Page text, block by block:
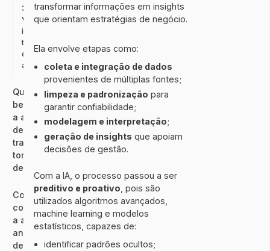
transformar informações em insights
que orientam estratégias de negócio.
Ela envolve etapas como:
coleta e integração de dados
provenientes de múltiplas fontes;
limpeza e padronização para
garantir confiabilidade;
modelagem e interpretação;
geração de insights que apoiam
decisões de gestão.
Com a IA, o processo passou a ser
preditivo e proativo , pois são
utilizados algoritmos avançados,
machine learning e modelos
estatísticos, capazes de:
identificar padrões ocultos;
3.
Visualização
inteligente e
tomada de
decisão
assistida
Quais
benefícios
a análise
de dados
traz para a
tomada de
decisão?
Como
começar
a aplicar
análise
de dados